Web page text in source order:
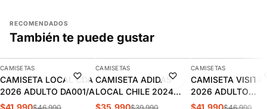
RECOMENDADOS
También te puede gustar
-11%
AGREGAR
CAMISETAS
CAMISETA LOCAL CDA
2026 ADULTO DA001/A
$41.990
-10%
AGREGAR
CAMISETAS
CAMISETA ADIDAS
LOCAL CHILE 2024
HOMBRE | IP8455
$35.990
-11%
CAMISETAS
CAMISETA VISITA
2026 ADULTO
DA002/A
$41.990